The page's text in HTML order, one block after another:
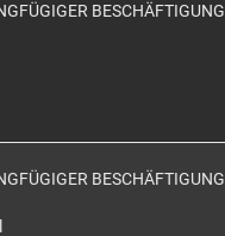
BESCHÄFTIGUNG
BESCHÄFTIGUNG